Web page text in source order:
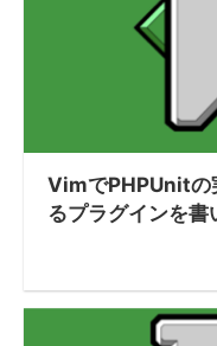
VimでPHPUnitの
るプラグインを書